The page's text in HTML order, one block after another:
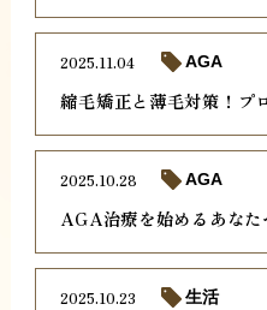
縮毛矯正と薄毛対策！プ
2025.11.04 AGA
AGA治療を始めるあなた
2025.10.28 AGA
2025.10.23 生活